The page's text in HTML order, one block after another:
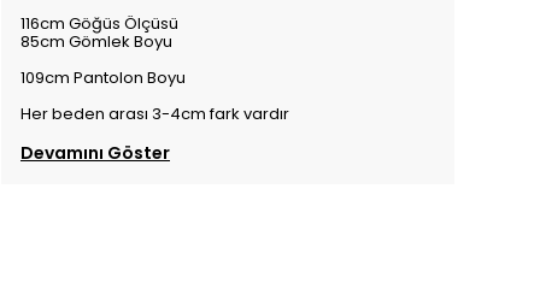
116cm Göğüs Ölçüsü
85cm Gömlek Boyu
109cm Pantolon Boyu
Her beden arası 3-4cm fark vardır
Devamını Göster